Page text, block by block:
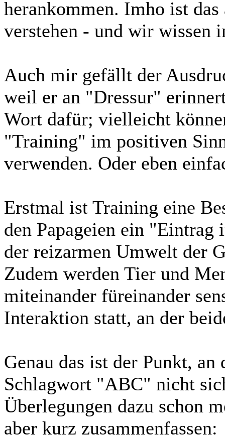
herankommen. Imho ist
verstehen - und wir wissen
Auch mir gefällt der
weil er an "Dressur"
Wort dafür; vielleicht
"Training" im positiven
verwenden. Oder eben
Erstmal ist Training eine
den Papageien ein
der reizarmen Umwelt der
Zudem werden Tier und
miteinander füreinander
Interaktion statt, an der
Genau das ist der Punkt,
Schlagwort "ABC" nicht
Überlegungen dazu schon
aber kurz zusammenfassen: